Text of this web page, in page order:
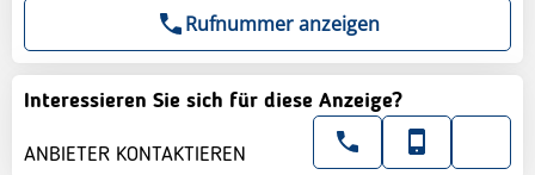
Rufnummer anzeigen
Interessieren Sie sich für diese Anzeige?
ANBIETER KONTAKTIEREN